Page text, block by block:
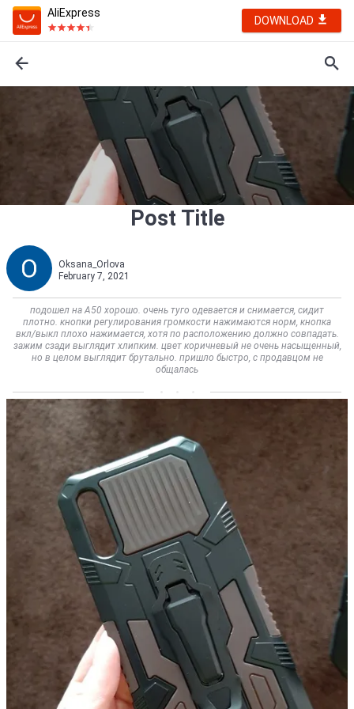
AliExpress
DOWNLOAD
Post Title
Oksana_Orlova
February 7, 2021
подошел на А50 хорошо. очень туго одевается и снимается, сидит
плотно. кнопки регулирования громкости нажимаются норм, кнопка
вкл/выкл плохо нажимается, хотя по расположению должно совпадать.
зажим сзади выглядит хлипким. цвет коричневый не очень насыщенный,
но в целом выглядит брутально. пришло быстро, с продавцом не
общалась